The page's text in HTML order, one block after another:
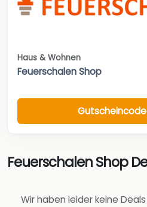
Haus & Wohnen
Feuerschalen Shop
Feuerschalen Shop
Wir haben leider keine